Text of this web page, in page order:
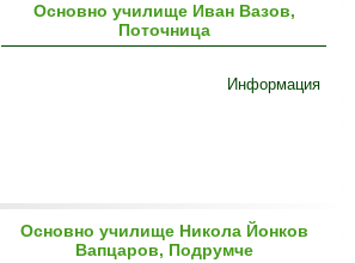
Основно училище Иван Вазов,
Поточница
Информация
Основно училище Никола Йонков
Вапцаров, Подрумче